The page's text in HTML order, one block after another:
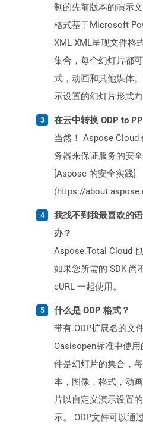
制的先前版本的演示
格式基于Microsoft
XML XML呈现文件格
集合，每个幻灯片都
式，动画和其他媒体
示设置的幻灯片形式向
在云中转换 ODP to
当然！ Aspose Cloud
务器来保证服务的安
[Aspose 的安全实践]
(https://
我找不到我最喜欢的
办？
Aspose.Total Cloud
如果您所需的 SDK 尚
cURL 一起使用。
什么是 ODP 格式？
带有.ODP扩展名的文
Oasisopen标准中使
件是幻灯片的集合，
本，图像，格式，动
片以自定义演示设置
示。 ODP文件可以通